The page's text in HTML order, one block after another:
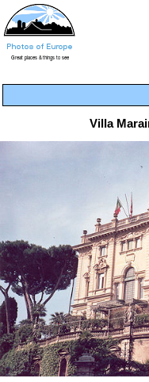
Villa